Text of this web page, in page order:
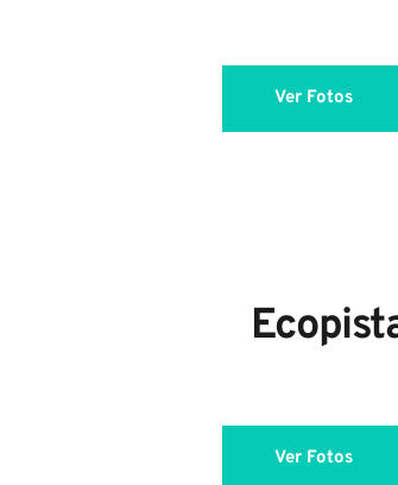
Ver Fotos
Ver Fotos